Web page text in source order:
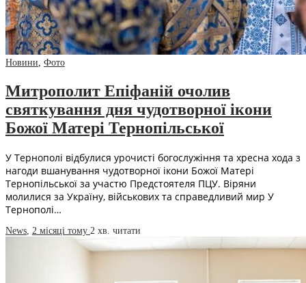
Новини, Фото
Митрополит Епіфаній очолив
святкування дня чудотворної ікони
Божої Матері Тернопільської
У Тернополі відбулися урочисті богослужіння та хресна хода з
нагоди вшанування чудотворної ікони Божої Матері
Тернопільської за участю Предстоятеля ПЦУ. Віряни
молилися за Україну, військових та справедливий мир У
Тернополі…
News, 2 місяці тому 2 хв. читати